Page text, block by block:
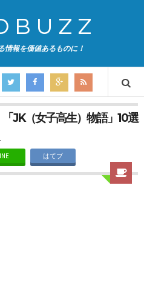
情報を価値あるものに！
「JK（女子高生）物語」10選
はてブ